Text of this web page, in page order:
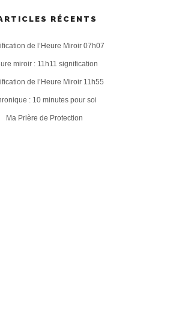
RÉCENTS
de l’Heure Miroir 07h07
miroir : 11h11 signification
de l’Heure Miroir 11h55
: 10 minutes pour soi
Ma Prière de Protection